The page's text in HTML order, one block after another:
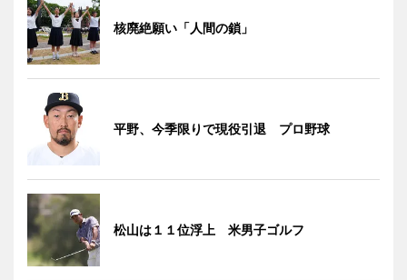
核廃絶願い「人間の鎖」
平野、今季限りで現役引退 プロ野球
松山は１１位浮上 米男子ゴルフ